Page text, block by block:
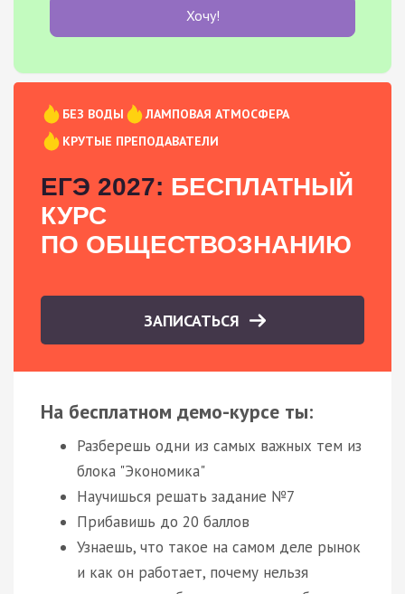
Хочу!
БЕЗ ВОДЫ
ЛАМПОВАЯ АТМОСФЕРА
КРУТЫЕ ПРЕПОДАВАТЕЛИ
ЕГЭ 2027: БЕСПЛАТНЫЙ
КУРС
ПО ОБЩЕСТВОЗНАНИЮ
ЗАПИСАТЬСЯ
На бесплатном демо-курсе ты:
Разберешь одни из самых важных тем из
блока "Экономика"
Научишься решать задание №7
Прибавишь до 20 баллов
Узнаешь, что такое на самом деле рынок
и как он работает, почему нельзя